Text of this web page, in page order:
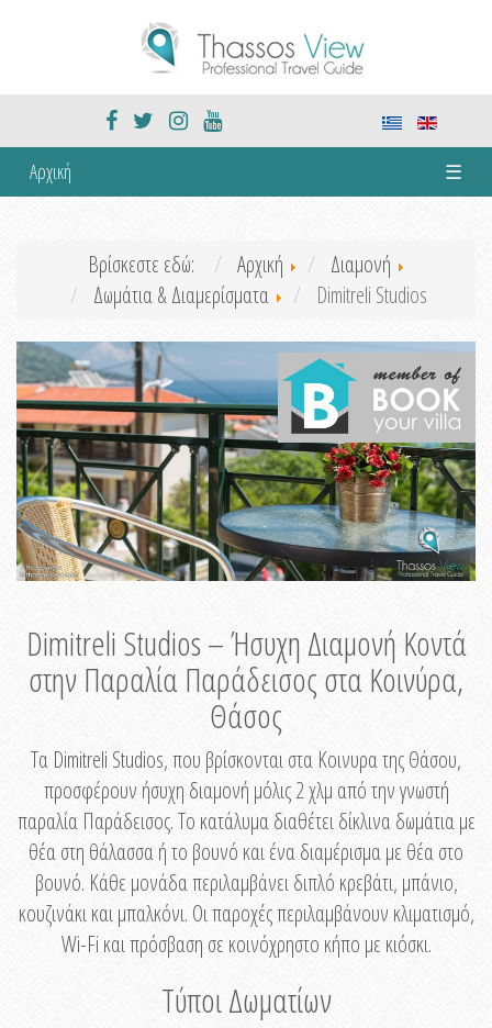
Αρχική ☰
Βρίσκεστε εδώ: Αρχική
Διαμονή
Δωμάτια & Διαμερίσματα
Dimitreli Studios
Dimitreli Studios – Ήσυχη Διαμονή Κοντά
στην Παραλία Παράδεισος στα Κοινύρα,
Θάσος
Τα Dimitreli Studios, που βρίσκονται στα Κοινυρα της Θάσου,
προσφέρουν ήσυχη διαμονή μόλις 2 χλμ από την γνωστή
παραλία Παράδεισος. Το κατάλυμα διαθέτει δίκλινα δωμάτια με
θέα στη θάλασσα ή το βουνό και ένα διαμέρισμα με θέα στο
βουνό. Κάθε μονάδα περιλαμβάνει διπλό κρεβάτι, μπάνιο,
κουζινάκι και μπαλκόνι. Οι παροχές περιλαμβάνουν κλιματισμό,
Wi-Fi και πρόσβαση σε κοινόχρηστο κήπο με κιόσκι.
Τύποι Δωματίων